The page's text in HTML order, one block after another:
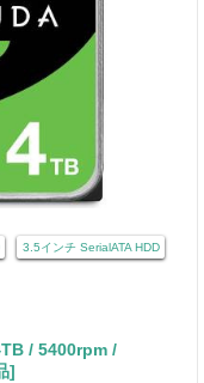
3.5インチ SerialATA HDD
/ 5400rpm /
]